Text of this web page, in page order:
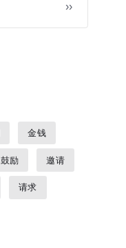
››
金钱
鼓励 邀请
请求